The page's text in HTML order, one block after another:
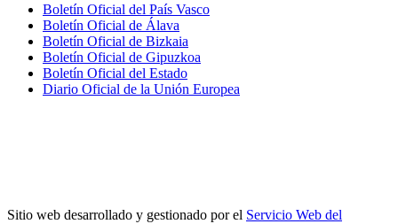
Boletín Oficial del País Vasco
Boletín Oficial de Álava
Boletín Oficial de Bizkaia
Boletín Oficial de Gipuzkoa
Boletín Oficial del Estado
Diario Oficial de la Unión Europea
Sitio web desarrollado y gestionado por el Servicio Web del